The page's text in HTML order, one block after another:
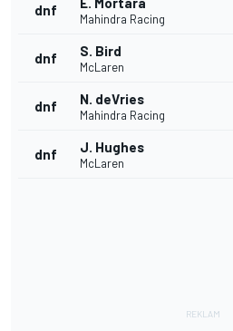
dnf
Mahindra Racing
dnf S. Bird
McLaren
dnf N. deVries
Mahindra Racing
dnf J. Hughes
McLaren